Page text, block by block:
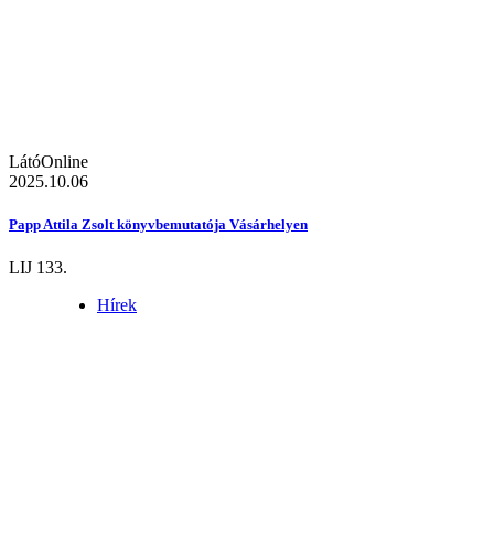
LátóOnline
2025.10.06
Papp Attila Zsolt könyvbemutatója Vásárhelyen
LIJ 133.
Hírek